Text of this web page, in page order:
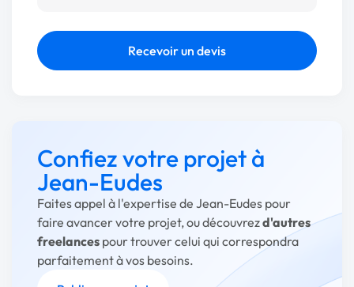
Recevoir un devis
Confiez votre projet à
Jean-Eudes
Faites appel à l'expertise de Jean-Eudes pour
faire avancer votre projet, ou découvrezd'autres
freelances pour trouver celui qui correspondra
parfaitement à vos besoins.